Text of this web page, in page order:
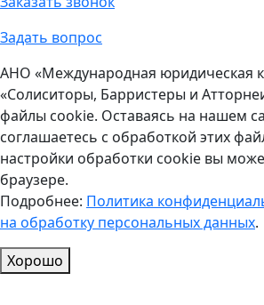
Задать вопрос
АНО «Международная юридическая
«Солиситоры, Барристеры и
файлы cookie. Оставаясь на нашем
соглашаетесь с обработкой этих
настройки обработки cookie вы
браузере.
Подробнее: Политика
на обработку персональных данных.
Хорошо